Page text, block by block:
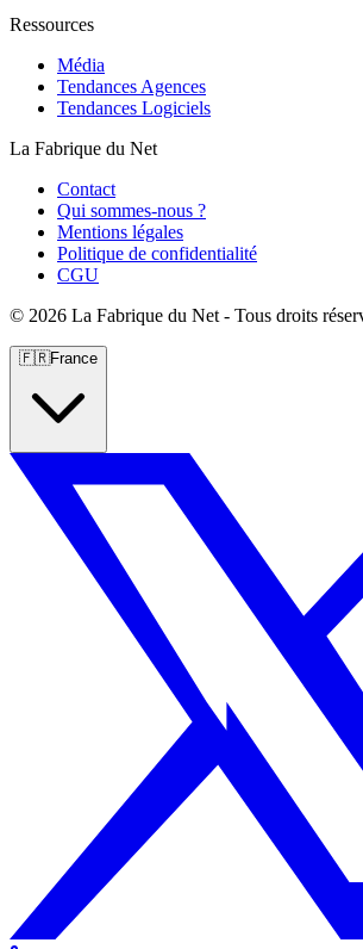
Ressources
Média
Tendances Agences
Tendances Logiciels
La Fabrique du Net
Contact
Qui sommes-nous ?
Mentions légales
Politique de confidentialité
CGU
© 2026 La Fabrique du Net - Tous droits
🇫🇷France